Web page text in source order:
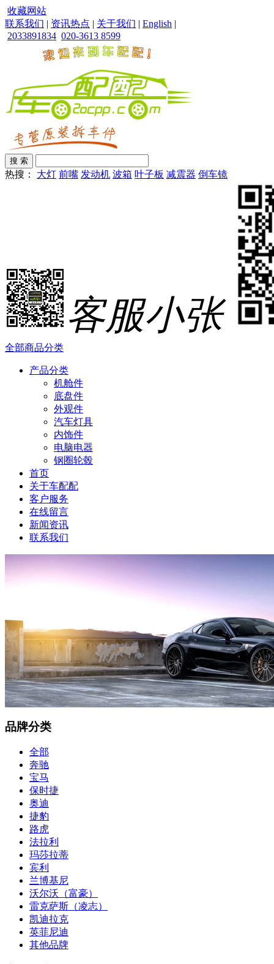
收藏网站
联系我们 | 资讯热点 | 关于我们 | English |
2033891834 020-3613 8599
热搜： 大灯 前嘴 发动机 波箱 叶子板 减震器 倒车镜
客服小张
全部商品分类
产品分类
机舱件
底盘件
外观件
汽车灯具
内饰件
电脑电器
钢圈轮毂
首页
关于车配配
客户服务
在线留言
新闻资讯
联系我们
品牌分类
全部
奔驰
宝马
保时捷
奥迪
捷豹
路虎
法拉利
玛莎拉蒂
宾利
兰博基尼
沃尔沃（富豪）
雷克萨斯（凌志）
凯迪拉克
英菲尼迪
其他品牌